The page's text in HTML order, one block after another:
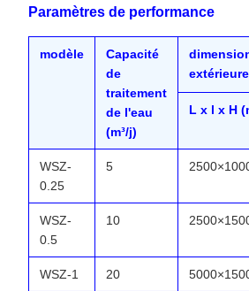
Paramètres de performance
modèle
Capacité
de
traitement
de l'eau
(m³/j)
L x l x H
WSZ-
0.25
5
WSZ-
0.5
10
WSZ-1 20